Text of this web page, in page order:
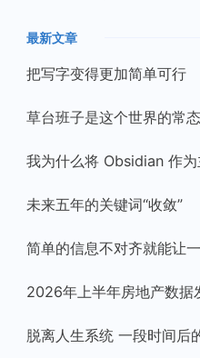
最新文章
把写字变得更加简单可行
草台班子是这个世界的常
我为什么将 Obsidian 作
未来五年的关键词“收敛”
简单的信息不对齐就能让
2026年上半年房地产数据
脱离人生系统 一段时间后